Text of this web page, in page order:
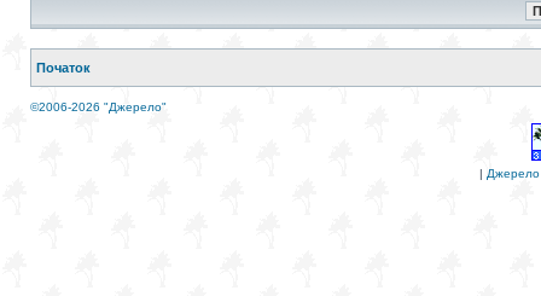
Початок
©2006-2026 "Джерело"
| Джерело